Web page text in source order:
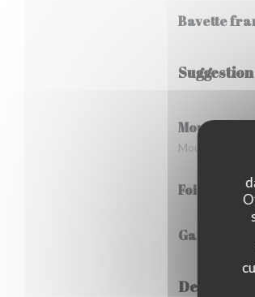
Bavette
Suggestion
Moules de
Moules de
Foie de
Gambas
Desserts